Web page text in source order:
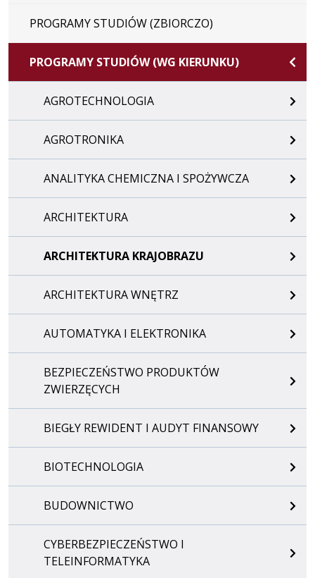
PROGRAMY STUDIÓW (ZBIORCZO)
PROGRAMY STUDIÓW (WG KIERUNKU)
AGROTECHNOLOGIA
AGROTRONIKA
ANALITYKA CHEMICZNA I SPOŻYWCZA
ARCHITEKTURA
ARCHITEKTURA KRAJOBRAZU
ARCHITEKTURA WNĘTRZ
AUTOMATYKA I ELEKTRONIKA
BEZPIECZEŃSTWO PRODUKTÓW
ZWIERZĘCYCH
BIEGŁY REWIDENT I AUDYT FINANSOWY
BIOTECHNOLOGIA
BUDOWNICTWO
CYBERBEZPIECZEŃSTWO I
TELEINFORMATYKA